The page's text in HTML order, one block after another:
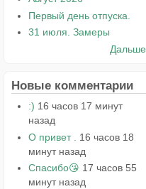
Первый день отпуска.
31 июля. Замеры
Дальше
Новые комментарии
:) 16 часов 17 минут
назад
О привет .
16 часов 18
минут назад
Спасибо😘 17 часов 55
минут назад